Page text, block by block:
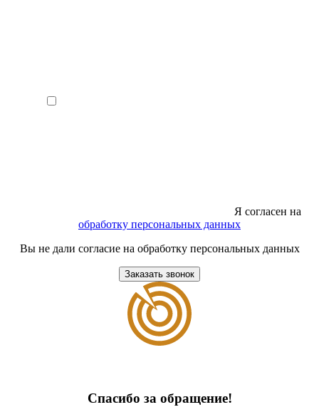
Я согласен на
обработку персональных данных
Вы не дали согласие на обработку персональных данных
Заказать звонок
Спасибо за обращение!